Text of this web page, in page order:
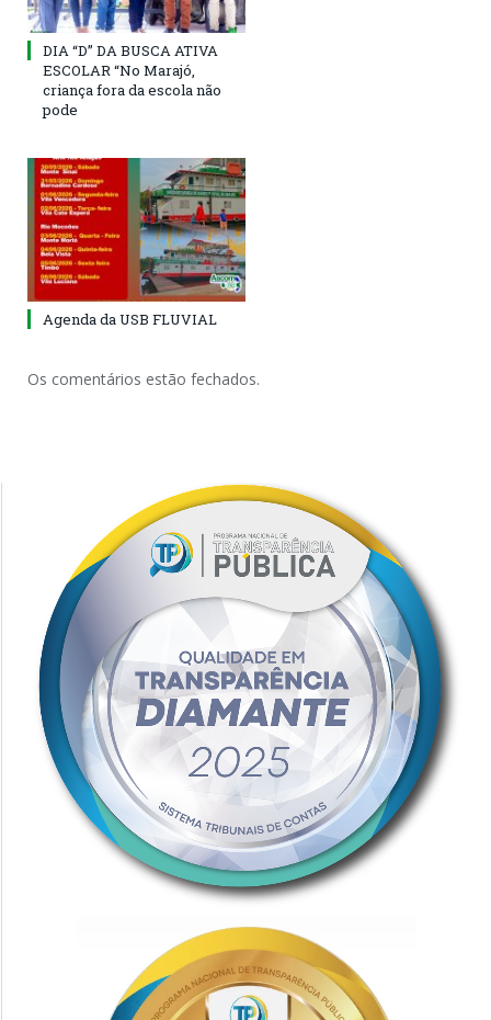
DIA “D” DA BUSCA ATIVA
ESCOLAR “No Marajó,
criança fora da escola não
pode
Agenda da USB FLUVIAL
Os comentários estão fechados.